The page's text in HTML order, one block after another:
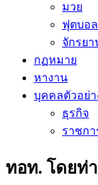
มวย
ฟุตบอล
จักรยา
กฏหมาย
หางาน
บุคคลตัวอย่า
ธุรกิจ
ราชกา
ทอท. โดยท่